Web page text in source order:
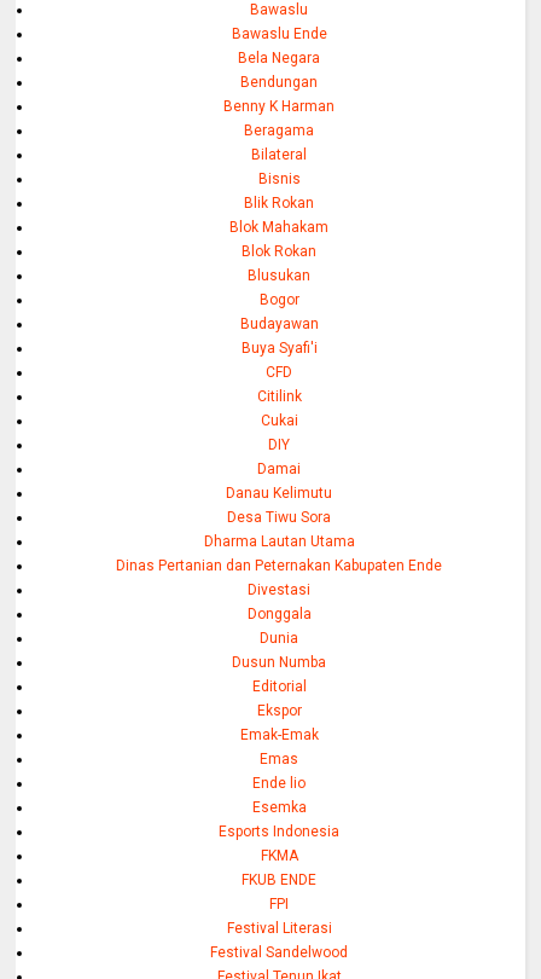
Bawaslu
Bawaslu Ende
Bela Negara
Bendungan
Benny K Harman
Beragama
Bilateral
Bisnis
Blik Rokan
Blok Mahakam
Blok Rokan
Blusukan
Bogor
Budayawan
Buya Syafi'i
CFD
Citilink
Cukai
DIY
Damai
Danau Kelimutu
Desa Tiwu Sora
Dharma Lautan Utama
Dinas Pertanian dan Peternakan Kabupaten Ende
Divestasi
Donggala
Dunia
Dusun Numba
Editorial
Ekspor
Emak-Emak
Emas
Ende lio
Esemka
Esports Indonesia
FKMA
FKUB ENDE
FPI
Festival Literasi
Festival Sandelwood